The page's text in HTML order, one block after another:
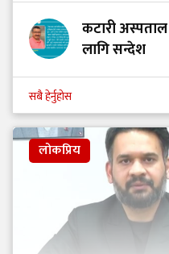
कटारी अस्पताल
लागि सन्देश
सबै हेर्नुहोस
लोकप्रिय